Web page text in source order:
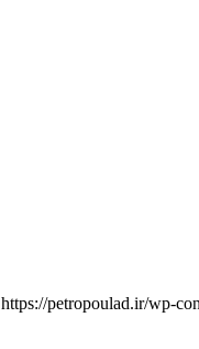
https://petropoulad.ir/wp-